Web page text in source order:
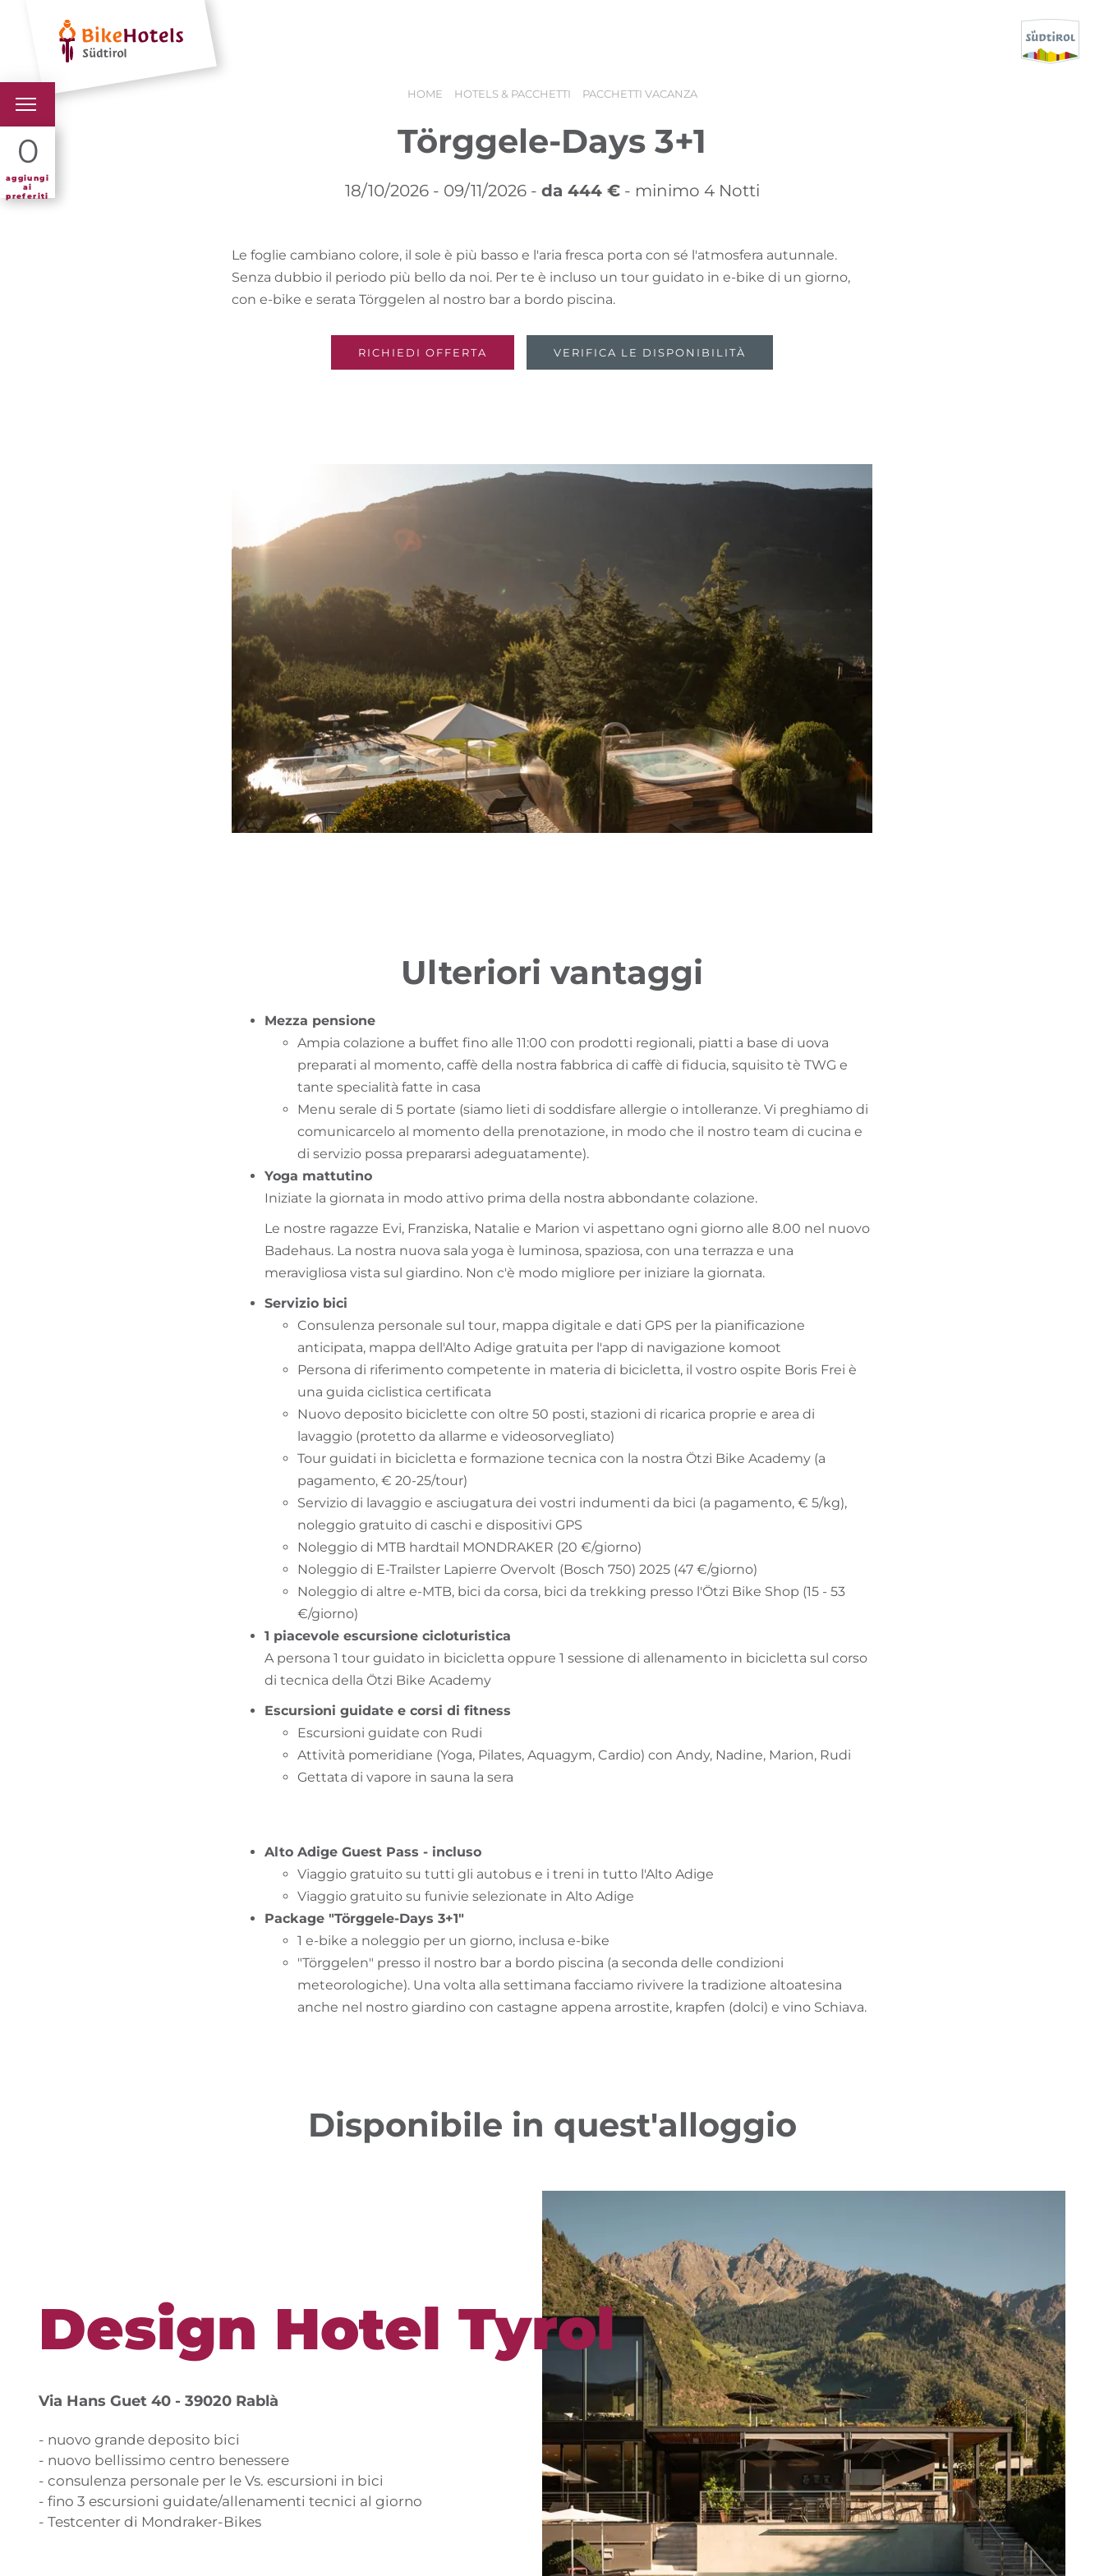
0
aggiungi
ai
preferiti
HOTELS & PACCHETTI
L'ALTO ADIGE & NOI
HOME HOTELS & PACCHETTI PACCHETTI VACANZA
Törggele-Days 3+1
18/10/2026 - 09/11/2026 - da 444 €- minimo 4 Notti
Le foglie cambiano colore, il sole è più basso e l'aria fresca porta con sé l'atmosfera autunnale.
Senza dubbio il periodo più bello da noi. Per te è incluso un tour guidato in e-bike di un giorno,
con e-bike e serata Törggelen al nostro bar a bordo piscina.
RICHIEDI OFFERTA VERIFICA LE DISPONIBILITÀ
Ulteriori vantaggi
Mezza pensione
Ampia colazione a buffet fino alle 11:00 con prodotti regionali, piatti a base di uova
preparati al momento, caffè della nostra fabbrica di caffè di fiducia, squisito tè TWG e
tante specialità fatte in casa
Menu serale di 5 portate (siamo lieti di soddisfare allergie o intolleranze. Vi preghiamo di
comunicarcelo al momento della prenotazione, in modo che il nostro team di cucina e
di servizio possa prepararsi adeguatamente).
Yoga mattutino
Iniziate la giornata in modo attivo prima della nostra abbondante colazione.
Le nostre ragazze Evi, Franziska, Natalie e Marion vi aspettano ogni giorno alle 8.00 nel nuovo
Badehaus. La nostra nuova sala yoga è luminosa, spaziosa, con una terrazza e una
meravigliosa vista sul giardino. Non c'è modo migliore per iniziare la giornata.
Servizio bici
Consulenza personale sul tour, mappa digitale e dati GPS per la pianificazione
anticipata, mappa dell'Alto Adige gratuita per l'app di navigazione komoot
Persona di riferimento competente in materia di bicicletta, il vostro ospite Boris Frei è
una guida ciclistica certificata
Nuovo deposito biciclette con oltre 50 posti, stazioni di ricarica proprie e area di
lavaggio (protetto da allarme e videosorvegliato)
Tour guidati in bicicletta e formazione tecnica con la nostra Ötzi Bike Academy (a
pagamento, € 20-25/tour)
Servizio di lavaggio e asciugatura dei vostri indumenti da bici (a pagamento, € 5/kg),
noleggio gratuito di caschi e dispositivi GPS
Noleggio di MTB hardtail MONDRAKER (20 €/giorno)
Noleggio di E-Trailster Lapierre Overvolt (Bosch 750) 2025 (47 €/giorno)
Noleggio di altre e-MTB, bici da corsa, bici da trekking presso l'Ötzi Bike Shop (15 - 53
€/giorno)
1 piacevole escursione cicloturistica
A persona 1 tour guidato in bicicletta oppure 1 sessione di allenamento in bicicletta sul corso
di tecnica della Ötzi Bike Academy
Escursioni guidate e corsi di fitness
Escursioni guidate con Rudi
Attività pomeridiane (Yoga, Pilates, Aquagym, Cardio) con Andy, Nadine, Marion, Rudi
Gettata di vapore in sauna la sera
Alto Adige Guest Pass - incluso
​Viaggio gratuito su tutti gli autobus e i treni in tutto l'Alto Adige
Viaggio gratuito su funivie selezionate in Alto Adige
Package "Törggele-Days 3+1"
1 e-bike a noleggio per un giorno, inclusa e-bike
"Törggelen" presso il nostro bar a bordo piscina (a seconda delle condizioni
meteorologiche). Una volta alla settimana facciamo rivivere la tradizione altoatesina
anche nel nostro giardino con castagne appena arrostite, krapfen (dolci) e vino Schiava.
Disponibile in quest'alloggio
Design Hotel Tyrol
Via Hans Guet 40 - 39020 Rablà
- nuovo grande deposito bici
- nuovo bellissimo centro benessere
- consulenza personale per le Vs. escursioni in bici
- fino 3 escursioni guidate/allenamenti tecnici al giorno
- Testcenter di Mondraker-Bikes